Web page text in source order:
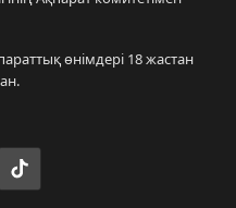
өнімдері 18 жастан